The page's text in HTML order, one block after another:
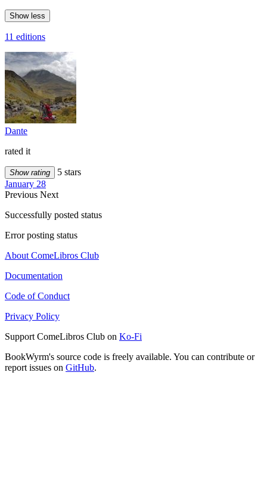
Show less
11 editions
Dante
rated it
Show rating
5 stars
January 28
Previous Next
Successfully posted status
Error posting status
About ComeLibros Club
Documentation
Code of Conduct
Privacy Policy
Support ComeLibros Club on Ko-Fi
BookWyrm's source code is freely available. You can contribute or
report issues on GitHub.